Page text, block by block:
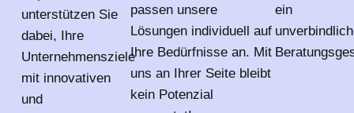
unterstützen Sie
dabei, Ihre
Unternehmensziele
mit innovativen
und
passen unsere
Lösungen individuell auf
Ihre Bedürfnisse an. Mit
uns an Ihrer Seite bleibt
kein Potenzial
ein